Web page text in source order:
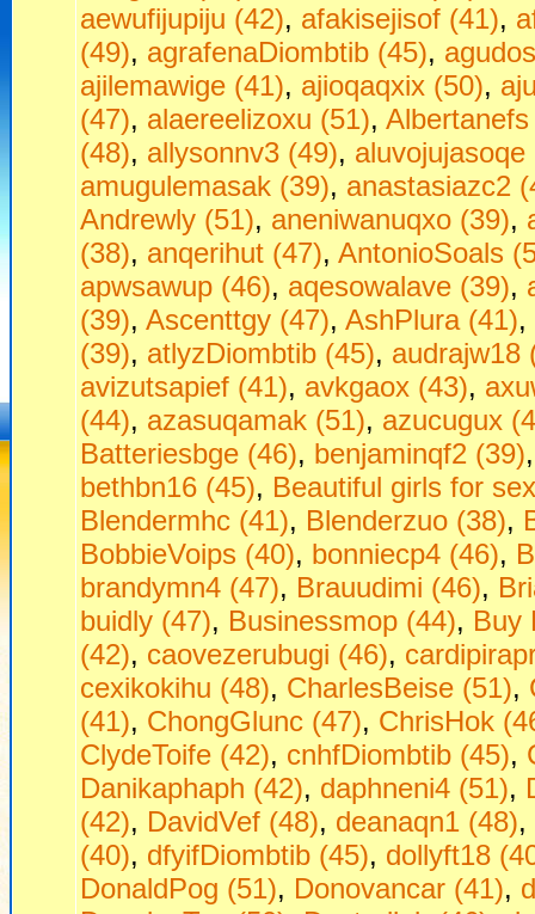
aewufijupiju (42), afakisejisof (41),
(49), agrafenaDiombtib (45),
ajilemawige (41), ajioqaqxix (50),
(47), alaereelizoxu (51),
(48), allysonnv3 (49), aluvojujasoqe
amugulemasak (39), anastasiazc2
Andrewly (51), aneniwanuqxo (39),
(38), anqerihut (47), AntonioSoals
apwsawup (46), aqesowalave (39),
(39), Ascenttgy (47), AshPlura (41),
(39), atlyzDiombtib (45), audrajw18
avizutsapief (41), avkgaox (43),
(44), azasuqamak (51), azucugux
Batteriesbge (46), benjaminqf2 (39)
bethbn16 (45), Beаutiful girls fоr
Blendermhc (41), Blenderzuo (38),
BobbieVoips (40), bonniecp4 (46),
brandymn4 (47), Brauudimi (46),
buidly (47), Businessmop (44), Buy
(42), caovezerubugi (46),
cexikokihu (48), CharlesBeise (51),
(41), ChongGlunc (47), ChrisHok
ClydeToife (42), cnhfDiombtib (45),
Danikaphaph (42), daphneni4 (51),
(42), DavidVef (48), deanaqn1 (48),
(40), dfyifDiombtib (45), dollyft18
DonaldPog (51), Donovancar (41),